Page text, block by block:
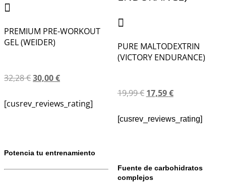
PREMIUM PRE-WORKOUT
GEL (WEIDER)
32,28€30,00€
[cusrev_reviews_rating]
Potencia tu entrenamiento
PURE MALTODEXTRIN
(VICTORY ENDURANCE)
19,99€ 17,59€
[cusrev_reviews_rating]
Fuente de carbohidratos
complejos